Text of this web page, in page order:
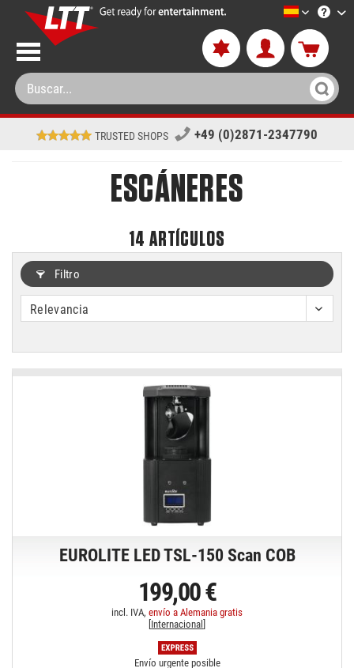
LTT-
TRUSTED SHOPS +49 (0)2871-2347790
ESCÁNERES
14 ARTÍCULOS
Filtro
EUROLITE LED TSL-150 Scan COB
199,00 €
incl. IVA,envío a Alemania gratis
Internacional
Envío urgente posible